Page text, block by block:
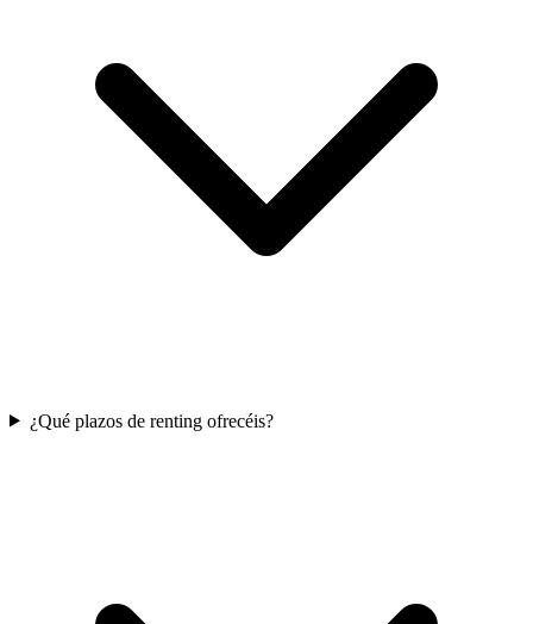
¿Qué plazos de renting ofrecéis?